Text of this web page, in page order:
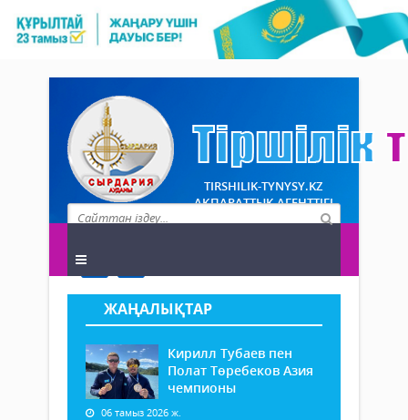
TIRSHILIK-TYNYSY.KZ
АҚПАРАТТЫҚ АГЕНТТІГІ
ЖАҢАЛЫҚТАР
Кирилл Тубаев пен
Полат Төребеков Азия
чемпионы
06 тамыз 2026 ж.